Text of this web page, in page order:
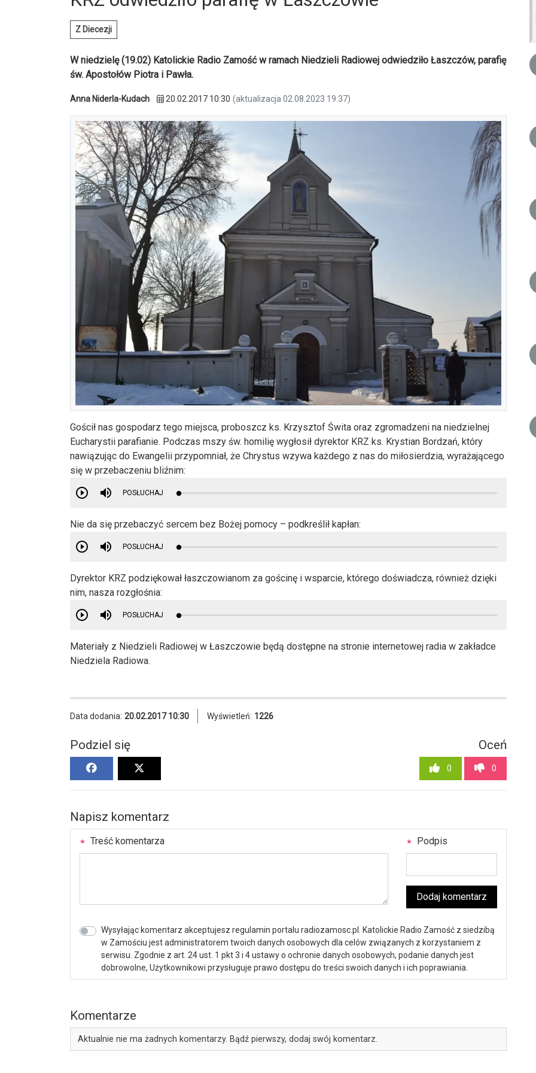
Z Diecezji
W niedzielę (19.02) Katolickie Radio Zamość w ramach Niedzieli Radiowej odwiedziło Łaszczów, parafię
św. Apostołów Piotra i Pawła.
Anna Niderla-Kudach 20.02.2017 10:30 (aktualizacja 02.08.2023 19:37)
Gościł nas gospodarz tego miejsca, proboszcz ks. Krzysztof Świta oraz zgromadzeni na niedzielnej
Eucharystii parafianie. Podczas mszy św. homilię wygłosił dyrektor KRZ ks. Krystian Bordzań, który
nawiązując do Ewangelii przypomniał, że Chrystus wzywa każdego z nas do miłosierdzia, wyrażającego
się w przebaczeniu bliźnim:
POSŁUCHAJ
Nie da się przebaczyć sercem bez Bożej pomocy – podkreślił kapłan:
POSŁUCHAJ
Dyrektor KRZ podziękował łaszczowianom za gościnę i wsparcie, którego doświadcza, również dzięki
nim, nasza rozgłośnia:
POSŁUCHAJ
Materiały z Niedzieli Radiowej w Łaszczowie będą dostępne na stronie internetowej radia w zakładce
Niedziela Radiowa.
Data dodania: 20.02.2017 10:30 Wyświetleń: 1226
Podziel się Oceń
0 0
Napisz komentarz
Treść komentarza Podpis
Dodaj komentarz
Wysyłając komentarz akceptujesz regulamin portalu radiozamosc.pl. Katolickie Radio Zamość z siedzibą
w Zamościu jest administratorem twoich danych osobowych dla celów związanych z korzystaniem z
serwisu. Zgodnie z art. 24 ust. 1 pkt 3 i 4 ustawy o ochronie danych osobowych, podanie danych jest
dobrowolne, Użytkownikowi przysługuje prawo dostępu do treści swoich danych i ich poprawiania.
Komentarze
Aktualnie nie ma żadnych komentarzy. Bądź pierwszy, dodaj swój komentarz.